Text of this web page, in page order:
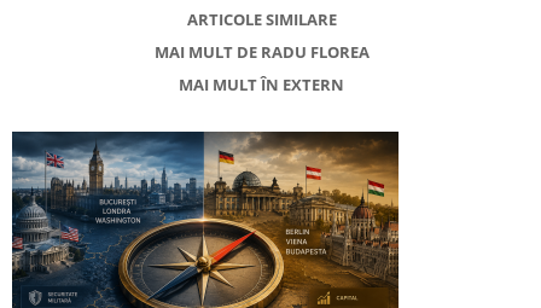
ARTICOLE SIMILARE
MAI MULT DE RADU FLOREA
MAI MULT ÎN EXTERN